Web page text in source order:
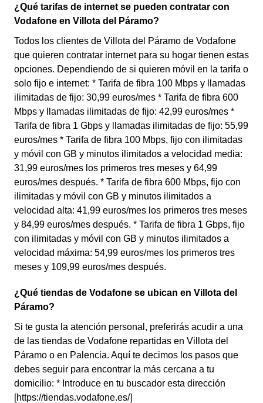
¿Qué tarifas de internet se pueden contratar con
Vodafone en Villota del Páramo?
Todos los clientes de Villota del Páramo de Vodafone
que quieren contratar internet para su hogar tienen estas
opciones. Dependiendo de si quieren móvil en la tarifa o
solo fijo e internet: * Tarifa de fibra 100 Mbps y llamadas
ilimitadas de fijo: 30,99 euros/mes * Tarifa de fibra 600
Mbps y llamadas ilimitadas de fijo: 42,99 euros/mes *
Tarifa de fibra 1 Gbps y llamadas ilimitadas de fijo: 55,99
euros/mes * Tarifa de fibra 100 Mbps, fijo con ilimitadas
y móvil con GB y minutos ilimitados a velocidad media:
31,99 euros/mes los primeros tres meses y 64,99
euros/mes después. * Tarifa de fibra 600 Mbps, fijo con
ilimitadas y móvil con GB y minutos ilimitados a
velocidad alta: 41,99 euros/mes los primeros tres meses
y 84,99 euros/mes después. * Tarifa de fibra 1 Gbps, fijo
con ilimitadas y móvil con GB y minutos ilimitados a
velocidad máxima: 54,99 euros/mes los primeros tres
meses y 109,99 euros/mes después.
¿Qué tiendas de Vodafone se ubican en Villota del
Páramo?
Si te gusta la atención personal, preferirás acudir a una
de las tiendas de Vodafone repartidas en Villota del
Páramo o en Palencia. Aquí te decimos los pasos que
debes seguir para encontrar la más cercana a tu
domicilio: * Introduce en tu buscador esta dirección
[https://tiendas.vodafone.es/]